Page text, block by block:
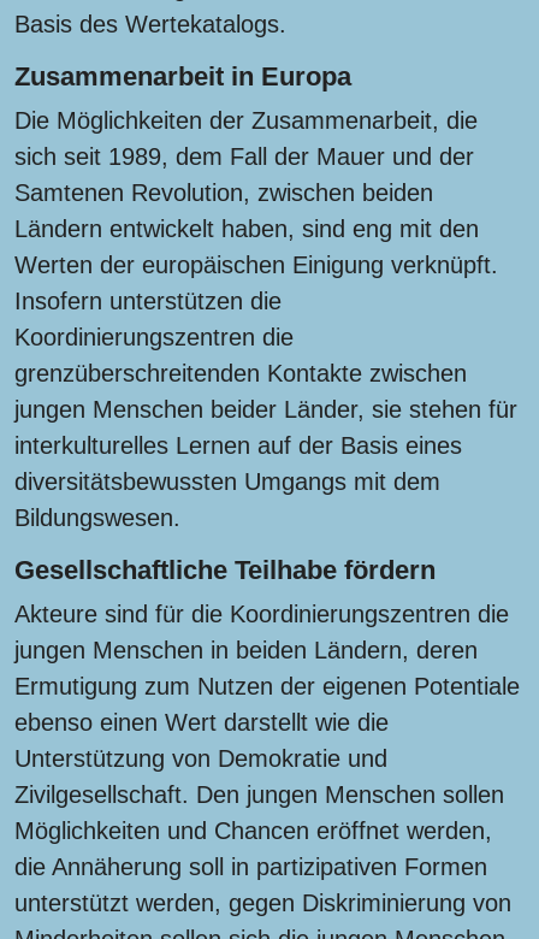
Basis des Wertekatalogs.
Zusammenarbeit in Europa
Die Möglichkeiten der Zusammenarbeit, die
sich seit 1989, dem Fall der Mauer und der
Samtenen Revolution, zwischen beiden
Ländern entwickelt haben, sind eng mit den
Werten der europäischen Einigung verknüpft.
Insofern unterstützen die
Koordinierungszentren die
grenzüberschreitenden Kontakte zwischen
jungen Menschen beider Länder, sie stehen für
interkulturelles Lernen auf der Basis eines
diversitätsbewussten Umgangs mit dem
Bildungswesen.
Gesellschaftliche Teilhabe fördern
Akteure sind für die Koordinierungszentren die
jungen Menschen in beiden Ländern, deren
Ermutigung zum Nutzen der eigenen Potentiale
ebenso einen Wert darstellt wie die
Unterstützung von Demokratie und
Zivilgesellschaft. Den jungen Menschen sollen
Möglichkeiten und Chancen eröffnet werden,
die Annäherung soll in partizipativen Formen
unterstützt werden, gegen Diskriminierung von